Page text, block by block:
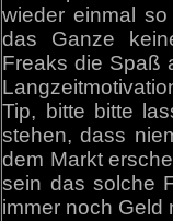
wieder einmal
das Ganze
Freaks die Spaß
Tip, bitte bitte
stehen, dass
dem Markt
sein das solche
immer noch Geld